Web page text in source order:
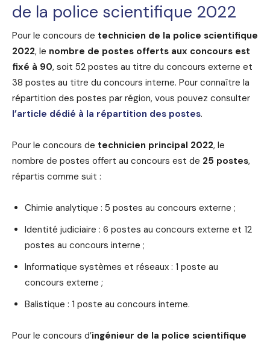
de la police scientifique 2022
Pour le concours de technicien de la police scientifique
2022, le nombre de postes offerts aux concours est
fixé à 90, soit 52 postes au titre du concours externe et
38 postes au titre du concours interne. Pour connaître la
répartition des postes par région, vous pouvez consulter
l’article dédié à la répartition des postes.
Pour le concours de technicien principal 2022, le
nombre de postes offert au concours est de 25 postes,
répartis comme suit :
Chimie analytique : 5 postes au concours externe ;
Identité judiciaire : 6 postes au concours externe et 12
postes au concours interne ;
Informatique systèmes et réseaux : 1 poste au
concours externe ;
Balistique : 1 poste au concours interne.
Pour le concours d’ingénieur de la police scientifique